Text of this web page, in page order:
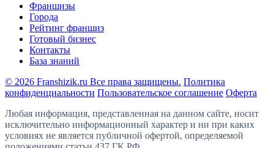
Франшизы
Города
Рейтинг франшиз
Готовый бизнес
Контакты
База знаний
© 2026 Franshizik.ru Все права защищены. Политика
конфиденциальности Пользовательское соглашение Оферта
Любая информация, представленная на данном сайте, носит
исключительно информационный характер и ни при каких
условиях не является публичной офертой, определяемой